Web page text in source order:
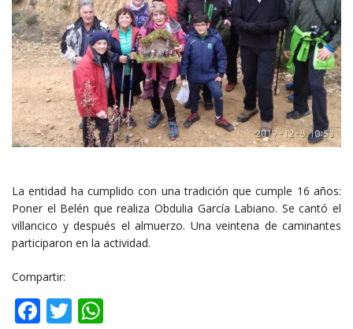
La entidad ha cumplido con una tradición que cumple 16 años:
Poner el Belén que realiza Obdulia García Labiano. Se cantó el
villancico y después el almuerzo. Una veintena de caminantes
participaron en la actividad.
Compartir:
Facebook
Twitter